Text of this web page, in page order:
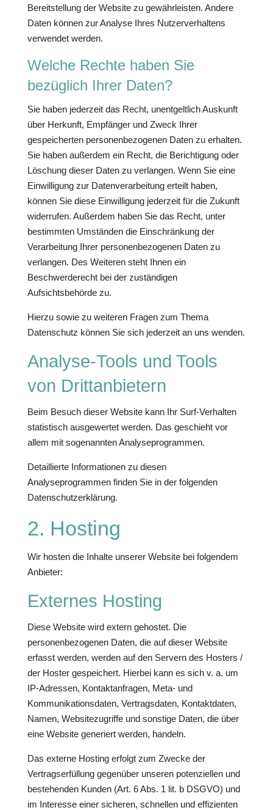
Bereitstellung der Website zu gewährleisten. Andere
Daten können zur Analyse Ihres Nutzerverhaltens
verwendet werden.
Welche Rechte haben Sie
bezüglich Ihrer Daten?
Sie haben jederzeit das Recht, unentgeltlich Auskunft
über Herkunft, Empfänger und Zweck Ihrer
gespeicherten personenbezogenen Daten zu erhalten.
Sie haben außerdem ein Recht, die Berichtigung oder
Löschung dieser Daten zu verlangen. Wenn Sie eine
Einwilligung zur Datenverarbeitung erteilt haben,
können Sie diese Einwilligung jederzeit für die Zukunft
widerrufen. Außerdem haben Sie das Recht, unter
bestimmten Umständen die Einschränkung der
Verarbeitung Ihrer personenbezogenen Daten zu
verlangen. Des Weiteren steht Ihnen ein
Beschwerderecht bei der zuständigen
Aufsichtsbehörde zu.
Hierzu sowie zu weiteren Fragen zum Thema
Datenschutz können Sie sich jederzeit an uns wenden.
Analyse-Tools und Tools
von Dritt­anbietern
Beim Besuch dieser Website kann Ihr Surf-Verhalten
statistisch ausgewertet werden. Das geschieht vor
allem mit sogenannten Analyseprogrammen.
Detaillierte Informationen zu diesen
Analyseprogrammen finden Sie in der folgenden
Datenschutzerklärung.
2. Hosting
Wir hosten die Inhalte unserer Website bei folgendem
Anbieter:
Externes Hosting
Diese Website wird extern gehostet. Die
personenbezogenen Daten, die auf dieser Website
erfasst werden, werden auf den Servern des Hosters /
der Hoster gespeichert. Hierbei kann es sich v. a. um
IP-Adressen, Kontaktanfragen, Meta- und
Kommunikationsdaten, Vertragsdaten, Kontaktdaten,
Namen, Websitezugriffe und sonstige Daten, die über
eine Website generiert werden, handeln.
Das externe Hosting erfolgt zum Zwecke der
Vertragserfüllung gegenüber unseren potenziellen und
bestehenden Kunden (Art. 6 Abs. 1 lit. b DSGVO) und
im Interesse einer sicheren, schnellen und effizienten